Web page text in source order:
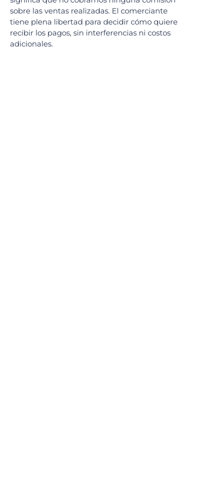
sobre las ventas realizadas. El comerciante
tiene plena libertad para decidir cómo quiere
recibir los pagos, sin interferencias ni costos
adicionales.